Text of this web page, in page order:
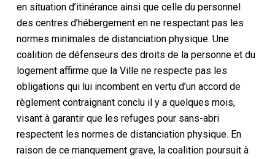
en situation d’itinérance ainsi que celle du personnel
des centres d’hébergement en ne respectant pas les
normes minimales de distanciation physique. Une
coalition de défenseurs des droits de la personne et du
logement affirme que la Ville ne respecte pas les
obligations qui lui incombent en vertu d’un accord de
règlement contraignant conclu il y a quelques mois,
visant à garantir que les refuges pour sans-abri
respectent les normes de distanciation physique. En
raison de ce manquement grave, la coalition poursuit à